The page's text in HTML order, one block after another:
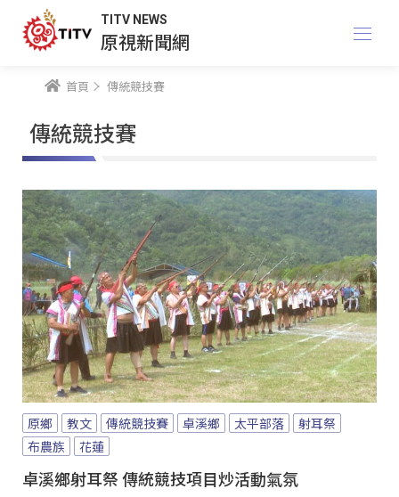
TITV NEWS
原視新聞網
首頁 傳統競技賽
傳統競技賽
原鄉 教文 傳統競技賽 卓溪鄉 太平部落
射耳祭
布農族
花蓮
卓溪鄉射耳祭 傳統競技項目炒活動氣氛